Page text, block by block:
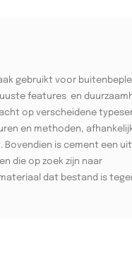
gebruikt voor
features en
op verscheidene
en methoden,
Bovendien is cement een
die op zoek zijn naar
dat bestand is